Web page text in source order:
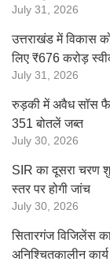
July 31, 2026
उत्तराखंड में विकास
लिए ₹676 करोड़
July 31, 2026
रुड़की में अवैध सॉस
351 बोतलें जब्त
July 30, 2026
SIR का दूसरा चरण
स्तर पर होगी जांच
July 30, 2026
सितारगंज विजिलेंस
अनिश्चितकालीन कार्य